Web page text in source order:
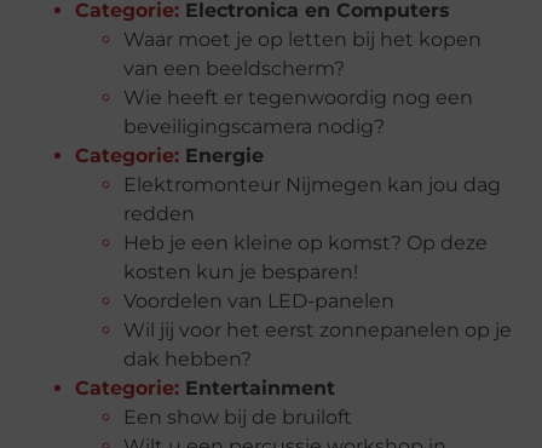
Categorie: Electronica en Computers
Waar moet je op letten bij het kopen
van een beeldscherm?
Wie heeft er tegenwoordig nog een
beveiligingscamera nodig?
Categorie: Energie
Elektromonteur Nijmegen kan jou dag
redden
Heb je een kleine op komst? Op deze
kosten kun je besparen!
Voordelen van LED-panelen
Wil jij voor het eerst zonnepanelen op je
dak hebben?
Categorie: Entertainment
Een show bij de bruiloft